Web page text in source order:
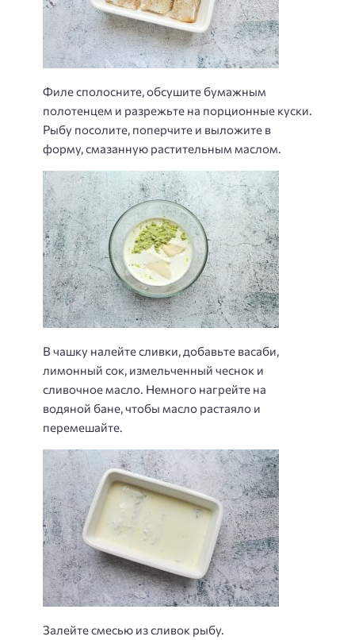
Филе сполосните, обсушите бумажным
полотенцем и разрежьте на порционные куски.
Рыбу посолите, поперчите и выложите в
форму, смазанную растительным маслом.
В чашку налейте сливки, добавьте васаби,
лимонный сок, измельченный чеснок и
сливочное масло. Немного нагрейте на
водяной бане, чтобы масло растаяло и
перемешайте.
Залейте смесью из сливок рыбу.